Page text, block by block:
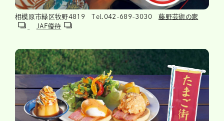
相模原市緑区牧野4819 Tel.042-689-3030藤野芸術の家
JAF優待